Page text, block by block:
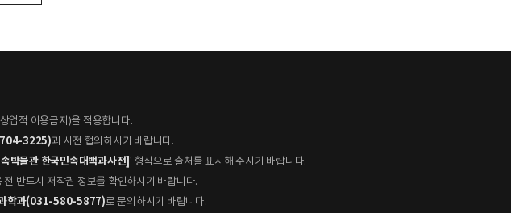
업적 이용금지)을 적용합니다.
3225)과 사전 협의하시기 바랍니다.
박물관 한국민속대백과사전] ' 형식으로 출처를 표시해 주시기 바랍니다.
반드시 저작권 정보를 확인하시기 바랍니다.
학과(031-580-5877)로 문의하시기 바랍니다.